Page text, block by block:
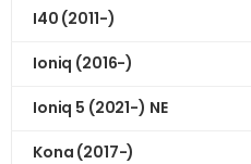
I40 (2011-)
Ioniq (2016-)
Ioniq 5 (2021-) NE
Kona (2017-)